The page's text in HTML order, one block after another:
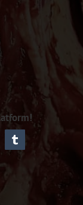
Tumblr